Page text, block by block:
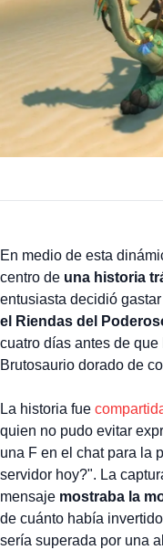
En medio de esta
centro de una historia
entusiasta decidió gastar
el Riendas del
cuatro días antes de que
Brutosaurio dorado de
La historia fue
quien no pudo evitar
una F en el chat para la
servidor hoy?". La
mensaje mostraba la
de cuánto había
sería superada por una